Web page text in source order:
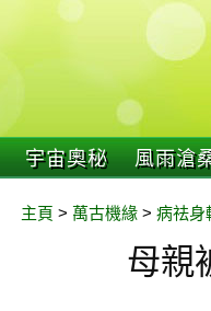
宇宙奧秘 風雨滄
主頁 > 萬古機緣 > 病祛身
母親